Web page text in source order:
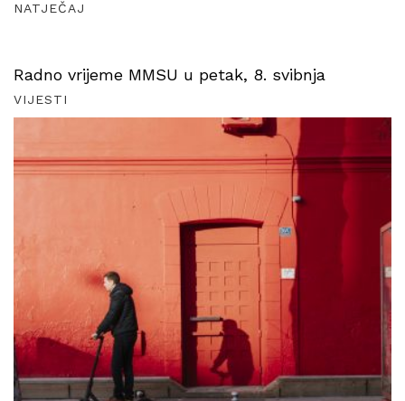
NATJEČAJ
Radno vrijeme MMSU u petak, 8. svibnja
VIJESTI